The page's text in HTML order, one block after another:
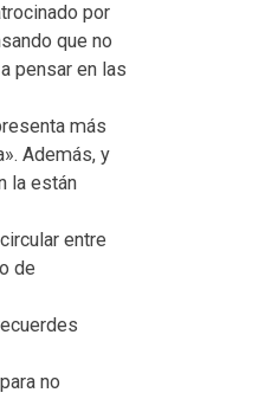
por
que no
pensar en las
más
Además, y
la están
entre
de
no